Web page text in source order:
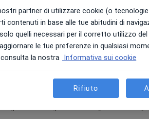
di attivare le prenotazioni online
Domani Lun, Mar,
partner di utilizzare cookie (o
in base alle tue abitudini di
quelli necessari per il corretto utilizzo
le tue preferenze in qualsiasi
la nostra Informativa sui cookie
Rifiuto